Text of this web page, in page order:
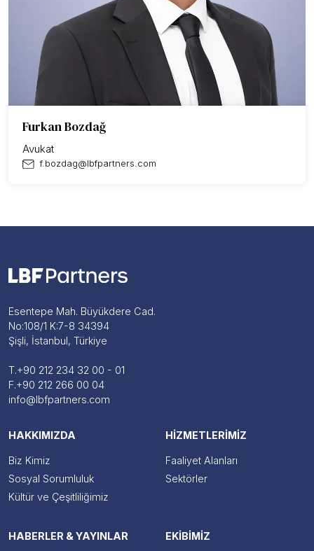
Furkan Bozdağ
Avukat
f.bozdag@lbfpartners.com
Esentepe Mah. Büyükdere Cad.
No:108/1 K:7-8 34394
Şişli, İstanbul, Türkiye
T.+90 212 234 32 00 - 01
F.+90 212 266 00 04
info@lbfpartners.com
HAKKIMIZDA
Biz Kimiz
Sosyal Sorumluluk
Kültür ve Çeşitliliğimiz
HİZMETLERİMİZ
Faaliyet Alanları
Sektörler
HABERLER & YAYINLAR EKİBİMİZ